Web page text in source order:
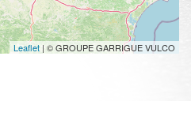
Leaflet | © GROUPE GARRIGUE VULCO